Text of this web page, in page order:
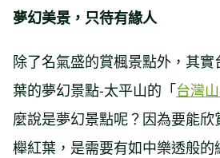
夢幻美景，只待有緣人
除了名氣盛的賞楓景點外，其
葉的夢幻景點-太平山的「台灣
麼說是夢幻景點呢？因為要能
櫸紅葉，是需要有如中樂透般